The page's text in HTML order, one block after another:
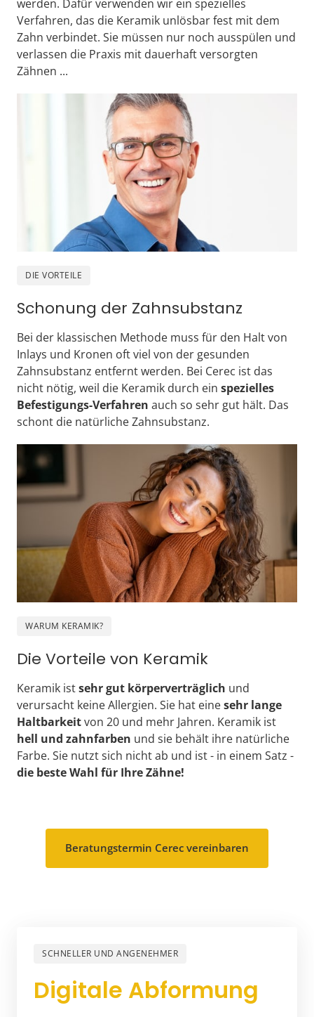
werden. Dafür verwenden wir ein spezielles
Verfahren, das die Keramik unlösbar fest mit dem
Zahn verbindet. Sie müssen nur noch ausspülen und
verlassen die Praxis mit dauerhaft versorgten
Zähnen ...
DIE VORTEILE
Schonung der Zahnsubstanz
Bei der klassischen Methode muss für den Halt von
Inlays und Kronen oft viel von der gesunden
Zahnsubstanz entfernt werden. Bei Cerec ist das
nicht nötig, weil die Keramik durch ein spezielles
Befestigungs-Verfahren auch so sehr gut hält. Das
schont die natürliche Zahnsubstanz.
WARUM KERAMIK?
Die Vorteile von Keramik
Keramik ist sehr gut körperverträglich und
verursacht keine Allergien. Sie hat eine sehr lange
Haltbarkeit
hell und zahnfarben und sie behält ihre natürliche
die beste Wahl für Ihre Zähne!
Beratungstermin Cerec vereinbaren
SCHNELLER UND ANGENEHMER
Digitale Abformung